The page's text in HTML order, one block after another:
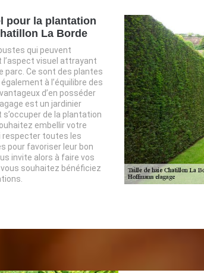
pour la plantation
La Borde
qui peuvent
l’aspect visuel attrayant
parc. Ce sont des plantes
à l’équilibre des
d’en posséder
est un jardinier
de la plantation
embellir votre
respecter toutes les
pour favoriser leur bon
invite alors à faire vos
souhaitez bénéficiez